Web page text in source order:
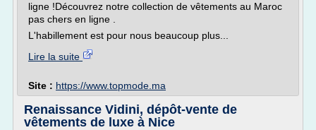
ligne !Découvrez notre collection de vêtements au Maroc
pas chers en ligne .
L'habillement est pour nous beaucoup plus...
Lire la suite
Site : https://www.topmode.ma
Renaissance Vidini, dépôt-vente de
vêtements de luxe à Nice